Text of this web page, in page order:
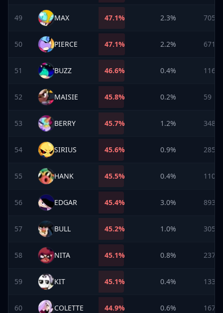
49 MAX 47.1% 2.3% 705
50 PIERCE 47.1% 2.2% 671
51 BUZZ 46.6% 0.4% 116
52 MAISIE 45.8% 0.2% 59
53 BERRY 45.7% 1.2% 348
54 SIRIUS 45.6% 0.9% 285
55 HANK 45.5% 0.4% 110
56 EDGAR 45.4% 3.0% 893
57 BULL 45.2% 1.0% 305
58 NITA 45.1% 0.8% 237
59 KIT 45.1% 0.4% 133
60 COLETTE 44.9% 0.6% 167